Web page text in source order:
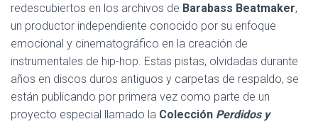
redescubiertos en los archivos de Barabass Beatmaker,
un productor independiente conocido por su enfoque
emocional y cinematográfico en la creación de
instrumentales de hip-hop. Estas pistas, olvidadas durante
años en discos duros antiguos y carpetas de respaldo, se
están publicando por primera vez como parte de un
proyecto especial llamado la Colección Perdidos y